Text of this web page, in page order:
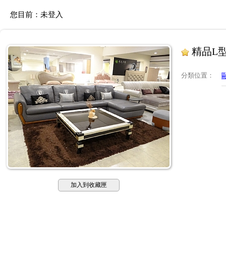
您目前： 未登入
加入到收藏匣
精品L
分類位置 ：